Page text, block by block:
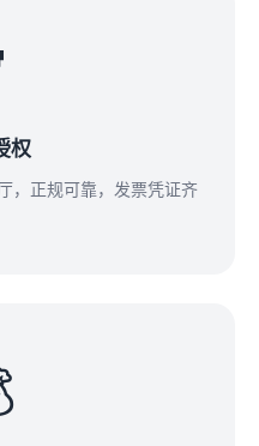
权
，正规可靠，发票凭证齐